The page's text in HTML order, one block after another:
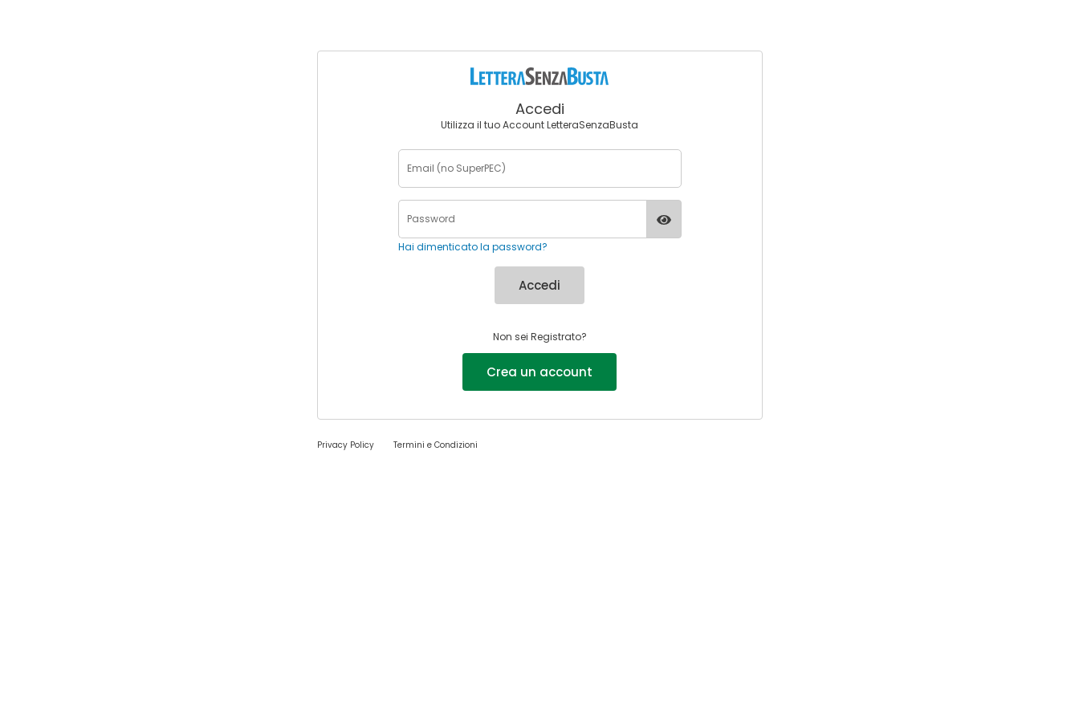
Accedi
Utilizza il tuo Account LetteraSenzaBusta
Hai dimenticato la password?
Accedi
Non sei Registrato?
Crea un account
Privacy Policy Termini e Condizioni